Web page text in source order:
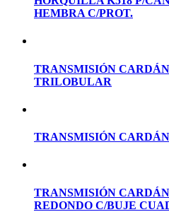
HEMBRA C/PROT.
TRANSMISIÓN
TRILOBULAR
TRANSMISIÓN
TRANSMISIÓN
REDONDO C/BUJE